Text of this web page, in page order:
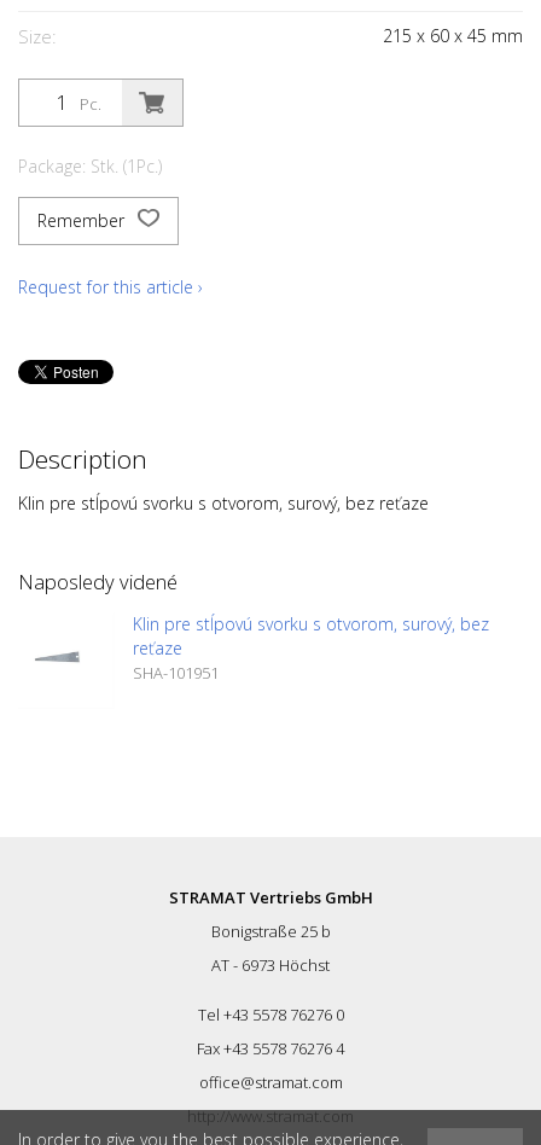
Size: 215 x 60 x 45 mm
Pc.
Package: Stk. (1Pc.)
Remember
Request for this article ›
Description
Klin pre stĺpovú svorku s otvorom, surový, bez reťaze
Naposledy videné
Klin pre stĺpovú svorku s otvorom, surový, bez
reťaze
SHA-101951
STRAMAT Vertriebs GmbH
Bonigstraße 25 b
AT - 6973 Höchst
Tel +43 5578 76276 0
Fax +43 5578 76276 4
office@stramat.com
http://www.stramat.com
In order to give you the best possible experience,